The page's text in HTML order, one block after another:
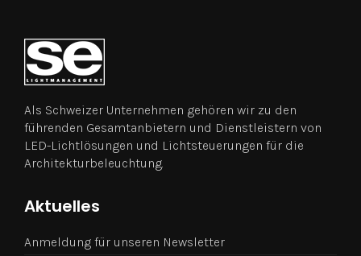
Als Schweizer Unternehmen gehören wir zu den
führenden Gesamtanbietern und Dienstleistern von
LED-Lichtlösungen und Lichtsteuerungen für die
Architekturbeleuchtung.
Aktuelles
Anmeldung für unseren Newsletter